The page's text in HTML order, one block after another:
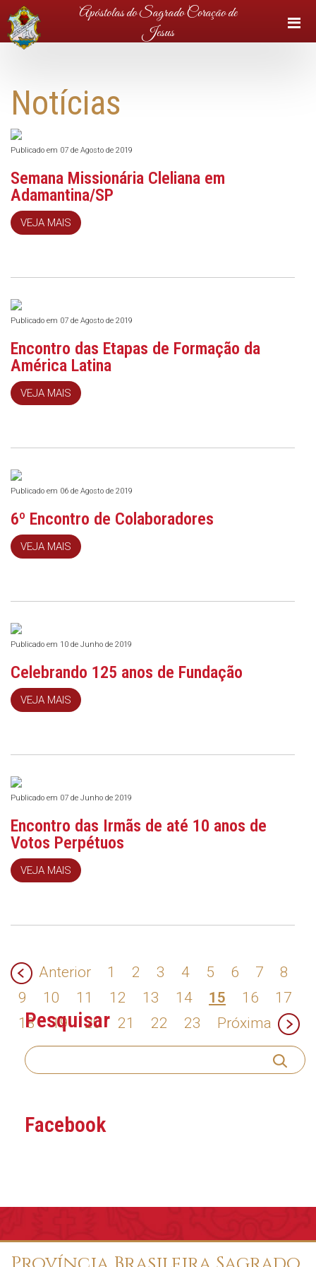
Apóstolas do Sagrado Coração de
Jesus
Notícias
Publicado em 07 de Agosto de 2019
Semana Missionária Cleliana em
Adamantina/SP
VEJA MAIS
Publicado em 07 de Agosto de 2019
Encontro das Etapas de Formação da
América Latina
VEJA MAIS
Publicado em 06 de Agosto de 2019
6º Encontro de Colaboradores
VEJA MAIS
Publicado em 10 de Junho de 2019
Celebrando 125 anos de Fundação
VEJA MAIS
Publicado em 07 de Junho de 2019
Encontro das Irmãs de até 10 anos de
Votos Perpétuos
VEJA MAIS
Anterior 1 2 3 4 5 6 7
8
9
10 11 12 13 14 15 16
17
18
19 20 21 22 23 Próxima
Pesquisar
Facebook